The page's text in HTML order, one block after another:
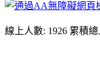
線上人數: 1926 累積總